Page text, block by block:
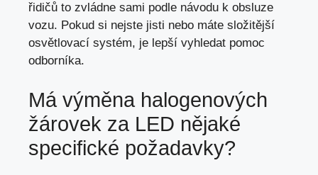
řidičů to zvládne sami podle návodu k obsluze
vozu. Pokud si nejste jisti nebo máte složitější
osvětlovací systém, je lepší vyhledat pomoc
odborníka.
Má výměna halogenových
žárovek za LED nějaké
specifické požadavky?